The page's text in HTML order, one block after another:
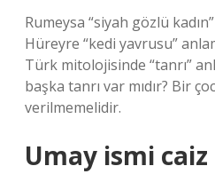
Rumeysa “siyah gözlü
Hüreyre “kedi yavrusu”
Türk mitolojisinde “tanrı”
başka tanrı var mıdır? Bir
verilmemelidir.
Umay ismi caiz